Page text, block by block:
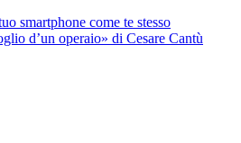
smartphone come te stesso
d’un operaio» di Cesare Cantù